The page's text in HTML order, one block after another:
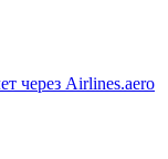
через Airlines.aero